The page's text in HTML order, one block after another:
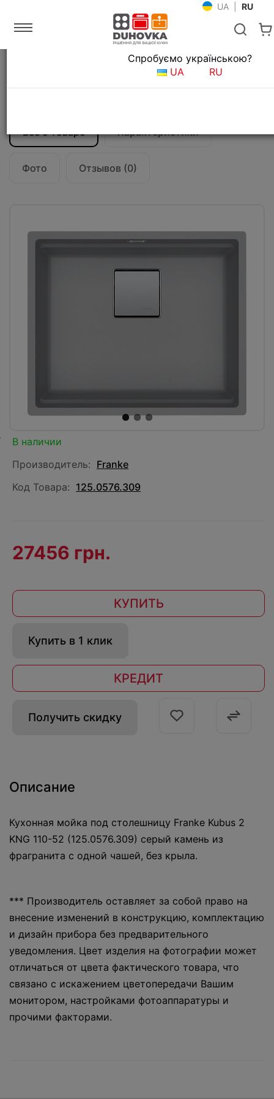
UA RU
Мойки и смесители Кухонные мойки
Кухонная мойка Franke Kubus 2 KNG 110-
Все о товаре Характеристики
Фото Отзывов (0)
Язык магазина
Спробуємо українською?
UA
RU
В наличии
Производитель: Franke
Код Товара: 125.0576.309
27456 грн.
КУПИТЬ
Купить в 1 клик
КРЕДИТ
Получить скидку
Описание
Кухонная мойка под столешницу Franke Kubus 2
KNG 110-52 (125.0576.309) серый камень из
фрагранита с одной чашей, без крыла.
*** Производитель оставляет за собой право на
внесение изменений в конструкцию, комплектацию
и дизайн прибора без предварительного
уведомления. Цвет изделия на фотографии может
отличаться от цвета фактического товара, что
связано с искажением цветопередачи Вашим
монитором, настройками фотоаппаратуры и
прочими факторами.